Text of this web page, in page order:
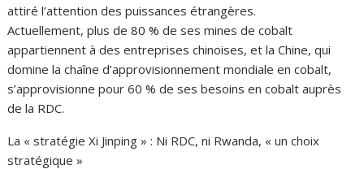
attiré l’attention des puissances étrangères.
Actuellement, plus de 80 % de ses mines de cobalt
appartiennent à des entreprises chinoises, et la Chine, qui
domine la chaîne d’approvisionnement mondiale en cobalt,
s’approvisionne pour 60 % de ses besoins en cobalt auprès
de la RDC.
La « stratégie Xi Jinping » : Ni RDC, ni Rwanda, « un choix
stratégique »